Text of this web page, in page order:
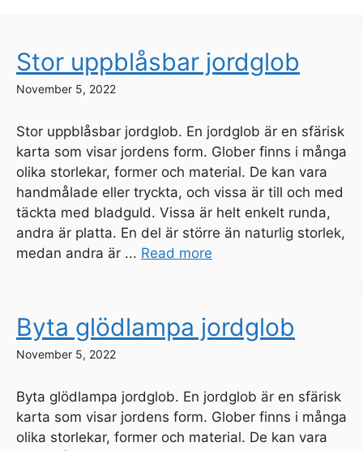
Stor uppblåsbar jordglob
November 5, 2022
Stor uppblåsbar jordglob. En jordglob är en sfärisk
karta som visar jordens form. Glober finns i många
olika storlekar, former och material. De kan vara
handmålade eller tryckta, och vissa är till och med
täckta med bladguld. Vissa är helt enkelt runda,
andra är platta. En del är större än naturlig storlek,
medan andra är ... Read more
Byta glödlampa jordglob
November 5, 2022
Byta glödlampa jordglob. En jordglob är en sfärisk
karta som visar jordens form. Glober finns i många
olika storlekar, former och material. De kan vara